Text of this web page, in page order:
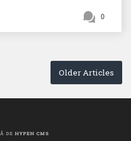
0
Older Articles
DE HYPEN CMS